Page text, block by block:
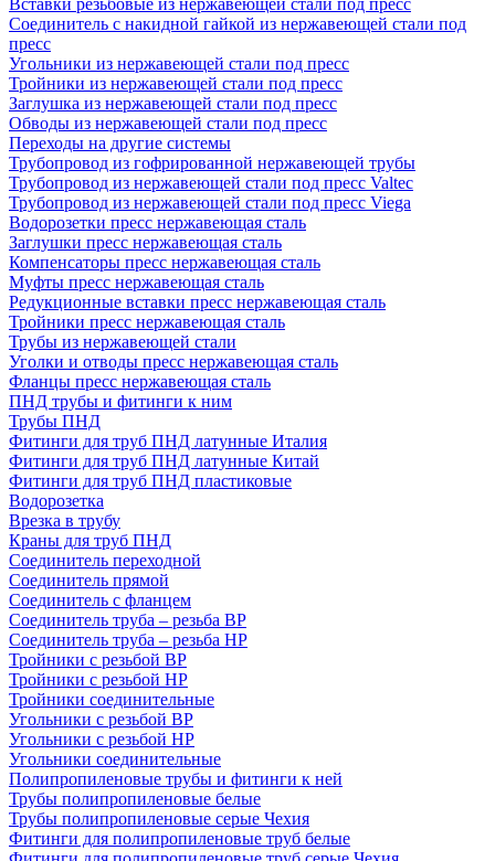
Соединитель с накидной гайкой из нержавеющей стали под
пресс
Угольники из нержавеющей стали под пресс
Тройники из нержавеющей стали под пресс
Заглушка из нержавеющей стали под пресс
Обводы из нержавеющей стали под пресс
Переходы на другие системы
Трубопровод из гофрированной нержавеющей трубы
Трубопровод из нержавеющей стали под пресс Valtec
Трубопровод из нержавеющей стали под пресс Viega
Водорозетки пресс нержавеющая сталь
Заглушки пресс нержавеющая сталь
Компенсаторы пресс нержавеющая сталь
Муфты пресс нержавеющая сталь
Редукционные вставки пресс нержавеющая сталь
Тройники пресс нержавеющая сталь
Трубы из нержавеющей стали
Уголки и отводы пресс нержавеющая сталь
Фланцы пресс нержавеющая сталь
ПНД трубы и фитинги к ним
Трубы ПНД
Фитинги для труб ПНД латунные Италия
Фитинги для труб ПНД латунные Китай
Фитинги для труб ПНД пластиковые
Водорозетка
Врезка в трубу
Краны для труб ПНД
Соединитель переходной
Соединитель прямой
Соединитель с фланцем
Соединитель труба – резьба ВР
Соединитель труба – резьба НР
Тройники с резьбой ВР
Тройники с резьбой НР
Тройники соединительные
Угольники с резьбой ВР
Угольники с резьбой НР
Угольники соединительные
Полипропиленовые трубы и фитинги к ней
Трубы полипропиленовые белые
Трубы полипропиленовые серые Чехия
Фитинги для полипропиленовые труб белые